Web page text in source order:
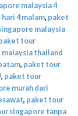
malaysia 4
4 malam, paket
malaysia
tour
thailand
, paket tour
, paket tour
murah dari
, paket tour
singapore tanpa